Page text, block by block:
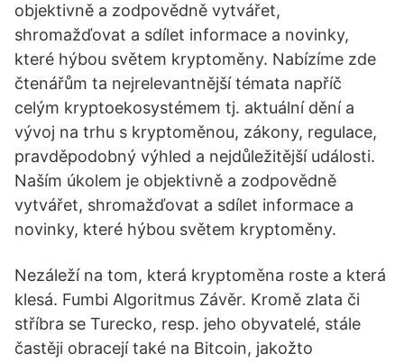
objektivně a zodpovědně vytvářet,
shromažďovat a sdílet informace a novinky,
které hýbou světem kryptoměny. Nabízíme zde
čtenářům ta nejrelevantnější témata napříč
celým kryptoekosystémem tj. aktuální dění a
vývoj na trhu s kryptoměnou, zákony, regulace,
pravděpodobný výhled a nejdůležitější události.
Naším úkolem je objektivně a zodpovědně
vytvářet, shromažďovat a sdílet informace a
novinky, které hýbou světem kryptoměny.
Nezáleží na tom, která kryptoměna roste a která
klesá. Fumbi Algoritmus Závěr. Kromě zlata či
stříbra se Turecko, resp. jeho obyvatelé, stále
častěji obracejí také na Bitcoin, jakožto